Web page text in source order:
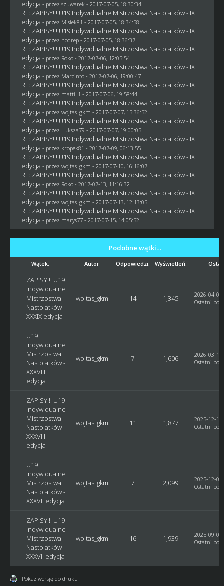
edycja - przez szuwarek - 2017-07-05, 18:30:34
RE: ZAPISY!!! U19 Indywidualne Mistrzostwa Nastolatków - IX
edycja - przez Misiek81 - 2017-07-05, 18:34:58
RE: ZAPISY!!! U19 Indywidualne Mistrzostwa Nastolatków - IX
edycja - przez nodrep- 2017-07-05, 18:36:37
RE: ZAPISY!!! U19 Indywidualne Mistrzostwa Nastolatków - IX
edycja - przez Roko- 2017-07-06, 12:05:54
RE: ZAPISY!!! U19 Indywidualne Mistrzostwa Nastolatków - IX
edycja - przez Marcinto- 2017-07-06, 19:00:47
RE: ZAPISY!!! U19 Indywidualne Mistrzostwa Nastolatków - IX
edycja - przez matti_1 - 2017-07-06, 19:58:44
RE: ZAPISY!!! U19 Indywidualne Mistrzostwa Nastolatków - IX
edycja - przez wojtas_gkm - 2017-07-07, 15:36:52
RE: ZAPISY!!! U19 Indywidualne Mistrzostwa Nastolatków - IX
edycja - przez Luksza79 - 2017-07-07, 19:00:05
RE: ZAPISY!!! U19 Indywidualne Mistrzostwa Nastolatków - IX
edycja - przez kropek81 - 2017-07-09, 06:13:55
RE: ZAPISY!!! U19 Indywidualne Mistrzostwa Nastolatków - IX
edycja - przez wojtas_gkm - 2017-07-10, 16:16:07
RE: ZAPISY!!! U19 Indywidualne Mistrzostwa Nastolatków - IX
edycja - przez Roko- 2017-07-13, 11:16:32
RE: ZAPISY!!! U19 Indywidualne Mistrzostwa Nastolatków - IX
edycja - przez wojtas_gkm - 2017-07-13, 12:13:05
RE: ZAPISY!!! U19 Indywidualne Mistrzostwa Nastolatków - IX
edycja - przez marys77- 2017-07-15, 14:05:52
Podobne wątki…
Wątek: Autor Odpowiedzi: Wyświetleń:
ZAPISY!!! U19
Indywidualne
Mistrzostwa
Nastolatków -
XXXIX edycja
wojtas_gkm 14 1,345
2026-04-
Ostatni post
U19
Indywidualne
Mistrzostwa
Nastolatków -
XXXVIII
edycja
wojtas_gkm 7 1,606
2026-03-
Ostatni post
ZAPISY!!! U19
Indywidualne
Mistrzostwa
Nastolatków -
XXXVIII
edycja
wojtas_gkm 11 1,877
2025-12-
Ostatni post
U19
Indywidualne
Mistrzostwa
Nastolatków -
XXXVII edycja
wojtas_gkm 7 2,099
2025-12-
Ostatni post
ZAPISY!!! U19
Indywidualne
Mistrzostwa
Nastolatków -
XXXVII edycja
wojtas_gkm 16 1,939
2025-09-
Ostatni post
Pokaż wersję do druku